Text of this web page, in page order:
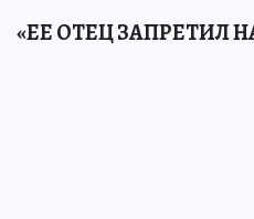
«ЕЕ ОТЕЦ ЗАПРЕТИЛ